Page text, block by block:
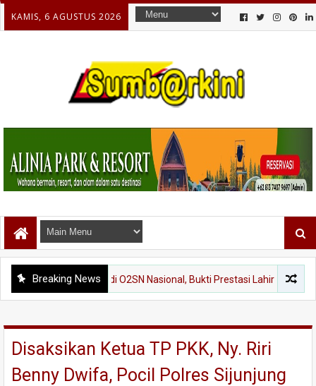
KAMIS, 6 AGUSTUS 2026
Breaking News
Sumbar di O2SN Nasional, Bukti Prestasi Lahir dari Disiplin dan
Disaksikan Ketua TP PKK, Ny. Riri
Benny Dwifa, Pocil Polres Sijunjung